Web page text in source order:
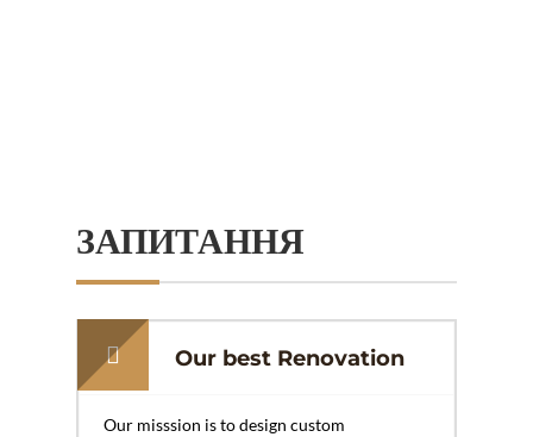
ЗАПИТАННЯ
Our best Renovation
Our misssion is to design custom